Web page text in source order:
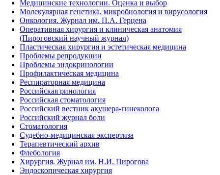
Медицинские технологии. Оценка и выбор
Молекулярная генетика, микробиология и вирусология
Онкология. Журнал им. П.А. Герцена
Оперативная хирургия и клиническая анатомия
(Пироговский научный журнал)
Пластическая хирургия и эстетическая медицина
Проблемы репродукции
Проблемы эндокринологии
Профилактическая медицина
Респираторная медицина
Российская ринология
Российская стоматология
Российский вестник акушера-гинеколога
Российский журнал боли
Стоматология
Судебно-медицинская экспертиза
Терапевтический архив
Флебология
Хирургия. Журнал им. Н.И. Пирогова
Эндоскопическая хирургия